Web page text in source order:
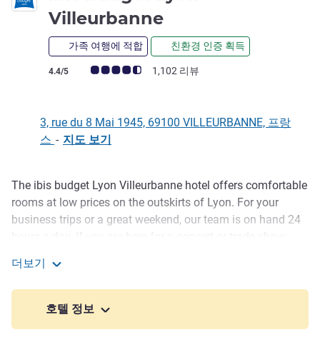
Villeurbanne
가족 여행에 적합 친환경 인증 획득
고객 평점 (ALL 평가)
4.4/5 1,102 리뷰
3, rue du 8 Mai 1945, 69100 VILLEURBANNE, 프랑
스 - 지도 보기
호텔설명
The ibis budget Lyon Villeurbanne hotel offers comfortable
rooms at low prices on the outskirts of Lyon. For your
business trips or a great weekend, our team is on hand 24
breakfast. Enjoy!
Double Mixte venue and the historic Les Puces du Canal
더보기
호텔 정보